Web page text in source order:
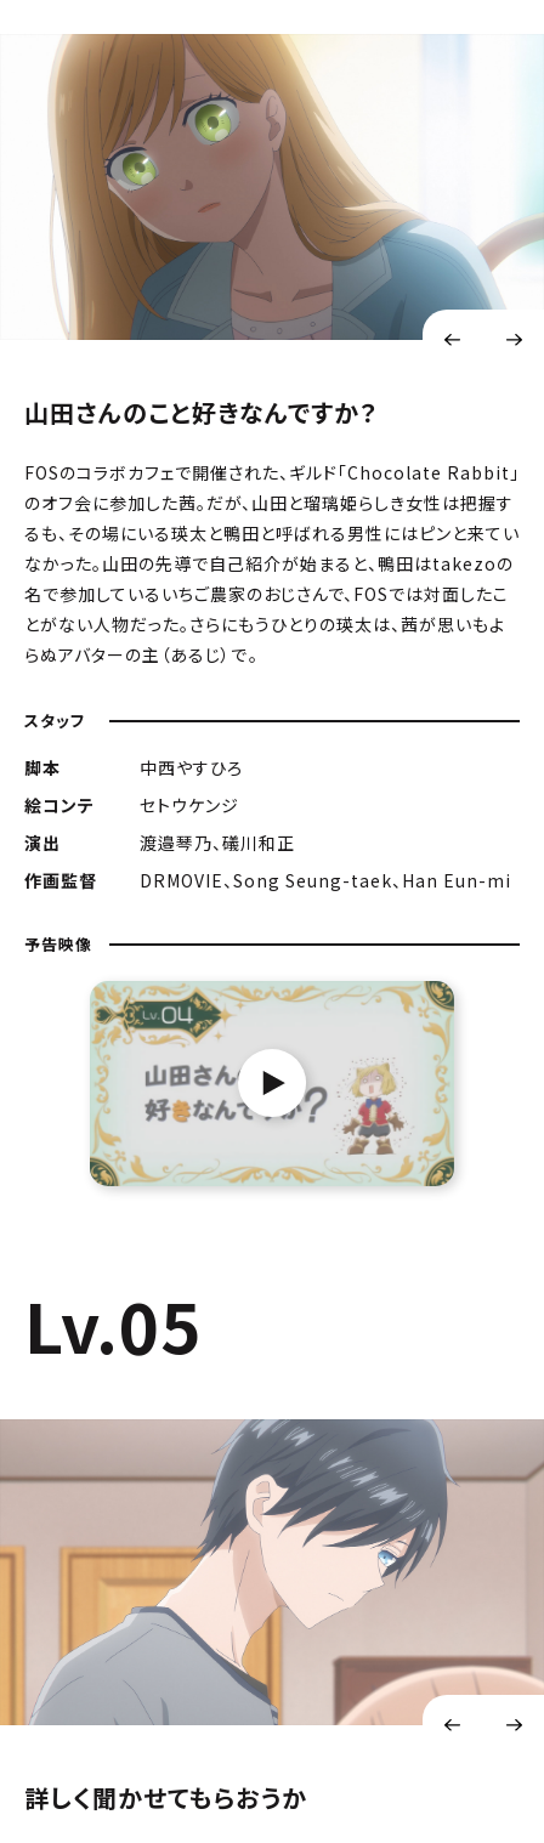
山田さんのこと好きなんですか？
FOSのコラボカフェで開催された、ギルド「Chocolate Rabbit」
のオフ会に参加した茜。だが、山田と瑠璃姫らしき女性は把握す
るも、その場にいる瑛太と鴨田と呼ばれる男性にはピンと来てい
なかった。山田の先導で自己紹介が始まると、鴨田はtakezoの
名で参加しているいちご農家のおじさんで、FOSでは対面したこ
とがない人物だった。さらにもうひとりの瑛太は、茜が思いもよ
らぬアバターの主（あるじ）で――。
スタッフ
脚本
中西やすひろ
絵コンテ
セトウケンジ
演出
渡邉琴乃、礒川和正
作画監督
DRMOVIE、Song Seung-taek、Han Eun-mi
予告映像
Lv.05
詳しく聞かせてもらおうか